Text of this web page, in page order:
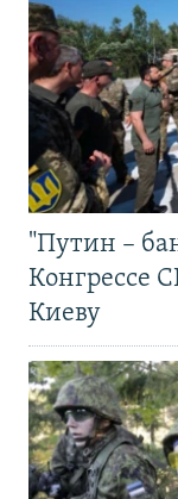
"Путин –
Конгрессе
Киеву